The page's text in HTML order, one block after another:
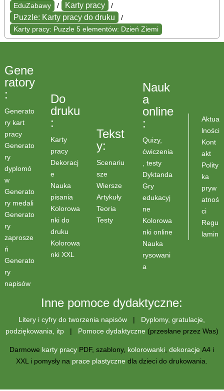
EduZabawy / Karty pracy /
Puzzle: Karty pracy do druku
/
Karty pracy: Puzzle 5 elementów: Dzień Ziemi
Gene
ratory
:
Generato
ry kart
pracy
Generato
ry
dyplomó
w
Generato
ry medali
Generato
ry
zaprosze
ń
Generato
ry
napisów
Do
druku
:
Karty
pracy
Dekoracj
e
Nauka
pisania
Kolorowa
nki do
druku
Kolorowa
nki XXL
Tekst
y:
Scenariu
sze
Wiersze
Artykuły
Teoria
Testy
Nauk
a
online
:
Quizy,
ćwiczenia
, testy
Dyktanda
Gry
edukacyj
ne
Kolorowa
nki online
Nauka
rysowani
a
Aktua
lności
Kont
akt
Polity
ka
pryw
atnoś
ci
Regu
lamin
Inne pomoce dydaktyczne:
Litery i cyfry do tworzenia napisów | Dyplomy, gratulacje,
podziękowania, itp| Pomoce dydaktyczne (przesłane przez Was)
Darmowe karty pracy PDF, szablony, kolorowanki ,dekoracje A4 i
XXL i pomysły na prace plastyczne dla dzieci do drukowania.